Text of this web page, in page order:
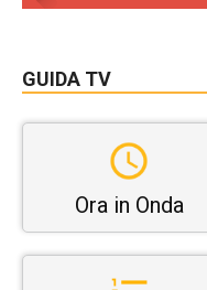
GUIDA TV
Ora in Onda